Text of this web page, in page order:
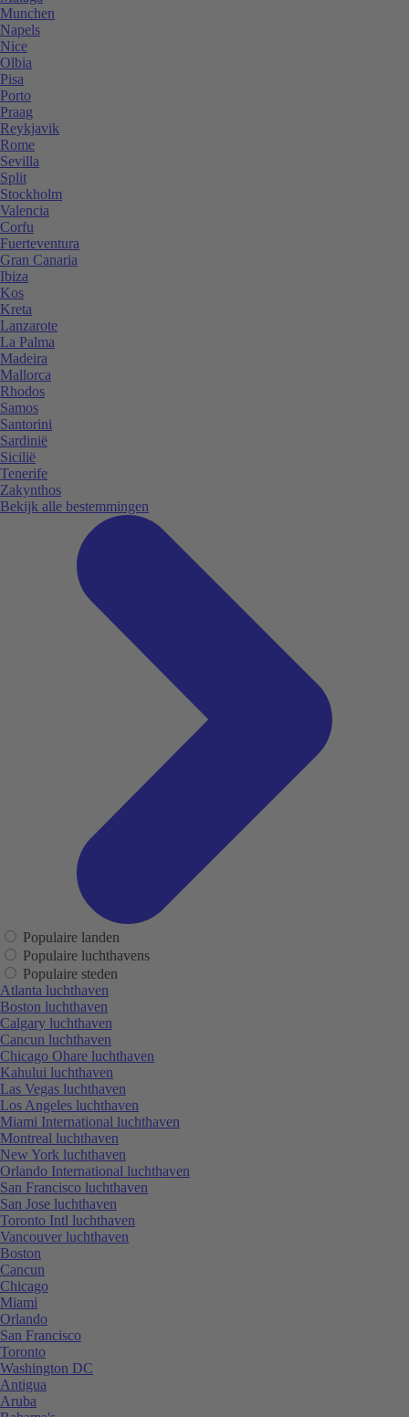
Munchen
Napels
Nice
Olbia
Pisa
Porto
Praag
Reykjavik
Rome
Sevilla
Split
Stockholm
Valencia
Corfu
Fuerteventura
Gran Canaria
Ibiza
Kos
Kreta
Lanzarote
La Palma
Madeira
Mallorca
Rhodos
Samos
Santorini
Sardinië
Sicilië
Tenerife
Zakynthos
Bekijk alle bestemmingen
Populaire landen
Populaire luchthavens
Populaire steden
Atlanta luchthaven
Boston luchthaven
Calgary luchthaven
Cancun luchthaven
Chicago Ohare luchthaven
Kahului luchthaven
Las Vegas luchthaven
Los Angeles luchthaven
Miami International luchthaven
Montreal luchthaven
New York luchthaven
Orlando International luchthaven
San Francisco luchthaven
San Jose luchthaven
Toronto Intl luchthaven
Vancouver luchthaven
Boston
Cancun
Chicago
Miami
Orlando
San Francisco
Toronto
Washington DC
Antigua
Aruba